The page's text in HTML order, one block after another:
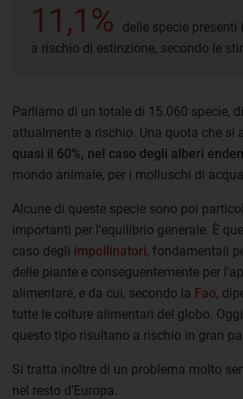
11,1%
delle specie presenti
a rischio di estinzione, secondo le
Parliamo di un totale di 15.060 specie,
attualmente a rischio. Una quota che si
quasi il 60%, nel caso degli alberi
mondo animale, per i molluschi di
Alcune di queste specie sono poi
importanti per l’equilibrio generale. È
caso degli impollinatori, fondamentali
delle piante e conseguentemente per
alimentare, e da cui, secondo la Fao,
tutte le colture alimentari del globo.
questo tipo risultano a rischio in gran
Si tratta inoltre di un problema molto
nel resto d’Europa.